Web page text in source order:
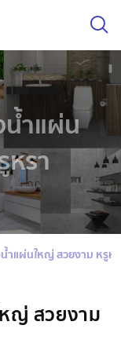
น้ำแผ่น
รา
ำแผ่นใหญ่ สวยงาม หรูห
ญ่ สวยงาม